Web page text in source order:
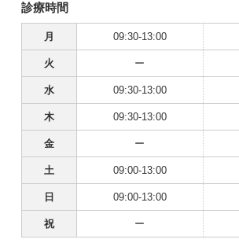
診療時間
月 09:30-13:00
火 ー
水 09:30-13:00
木 09:30-13:00
金 ー
土 09:00-13:00
日 09:00-13:00
祝 ー